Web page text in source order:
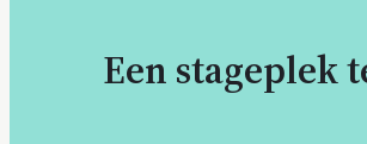
Een stageplek